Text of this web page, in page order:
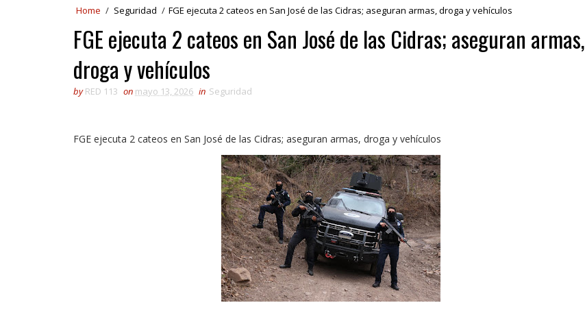
Home / Seguridad / FGE ejecuta 2 cateos en San José de las Cidras; aseguran armas, droga y vehículos
FGE ejecuta 2 cateos en San José de las Cidras; aseguran armas,
droga y vehículos
by RED 113 on mayo 13, 2026 in Seguridad
FGE ejecuta 2 cateos en San José de las Cidras; aseguran armas, droga y vehículos